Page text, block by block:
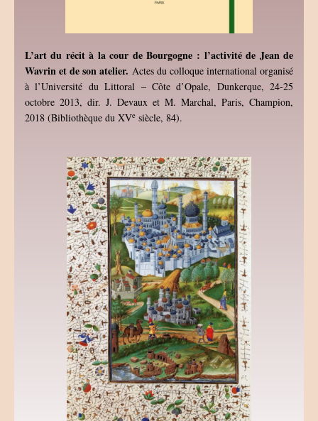
L’art du récit à la cour de Bourgogne : l’activité de Jean de
Wavrin et de son atelier. Actes du colloque international organisé
à l’Université du Littoral – Côte d’Opale, Dunkerque, 24-25
octobre 2013, dir. J. Devaux et M. Marchal, Paris, Champion,
2018 (Bibliothèque du XVe siècle, 84).